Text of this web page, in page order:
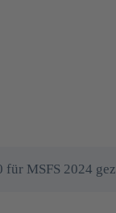
MSFS 2024